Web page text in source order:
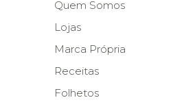
Quem Somos
Lojas
Marca Própria
Receitas
Folhetos